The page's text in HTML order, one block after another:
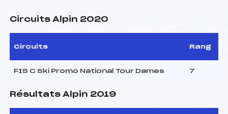
Circuits Alpin 2020
Circuits Rang
FIS C Ski Promo National Tour Dames 7
Résultats Alpin 2019